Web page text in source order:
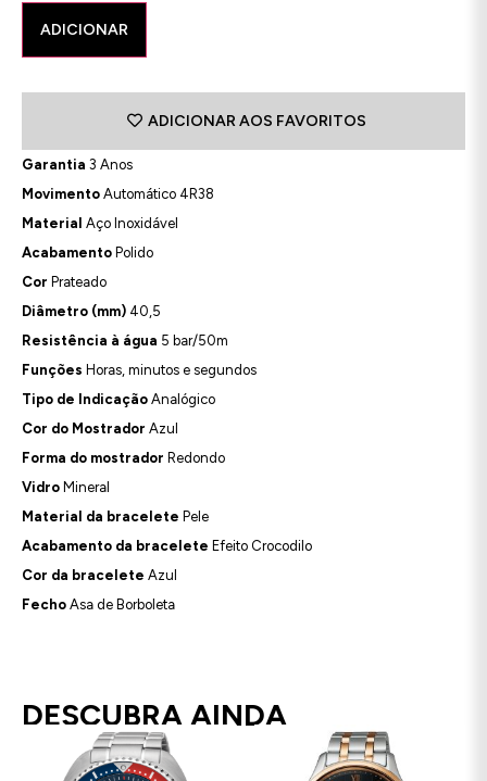
ADICIONAR
ADICIONAR AOS FAVORITOS
Garantia 3 Anos
Movimento Automático 4R38
Material Aço Inoxidável
Acabamento Polido
Cor Prateado
Diâmetro (mm) 40,5
Resistência à água 5 bar/50m
Funções Horas, minutos e segundos
Tipo de Indicação Analógico
Cor do Mostrador Azul
Forma do mostrador Redondo
Vidro Mineral
Material da bracelete Pele
Acabamento da bracelete Efeito Crocodilo
Cor da bracelete Azul
Fecho Asa de Borboleta
DESCUBRA AINDA